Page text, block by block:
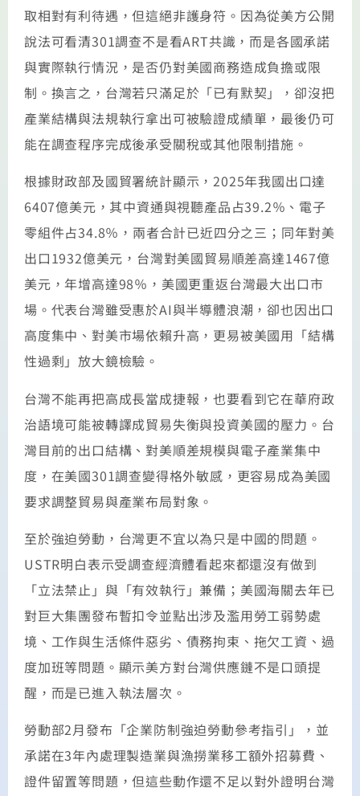
取相對有利待遇，但這絕非護身符。因為從美方公開
說法可看清301調查不是看ART共識，而是各國承諾
與實際執行情況，是否仍對美國商務造成負擔或限
制。換言之，台灣若只滿足於「已有默契」，卻沒把
產業結構與法規執行拿出可被驗證成績單，最後仍可
能在調查程序完成後承受關稅或其他限制措施。
根據財政部及國貿署統計顯示，2025年我國出口達
6407億美元，其中資通與視聽產品占39.2％、電子
零組件占34.8％，兩者合計已近四分之三；同年對美
出口1932億美元，台灣對美國貿易順差高達1467億
美元，年增高達98％，美國更重返台灣最大出口市
場。代表台灣雖受惠於AI與半導體浪潮，卻也因出口
高度集中、對美市場依賴升高，更易被美國用「結構
性過剩」放大鏡檢驗。
台灣不能再把高成長當成捷報，也要看到它在華府政
治語境可能被轉譯成貿易失衡與投資美國的壓力。台
灣目前的出口結構、對美順差規模與電子產業集中
度，在美國301調查變得格外敏感，更容易成為美國
要求調整貿易與產業布局對象。
至於強迫勞動，台灣更不宜以為只是中國的問題。
USTR明白表示受調查經濟體看起來都還沒有做到
「立法禁止」與「有效執行」兼備；美國海關去年已
對巨大集團發布暫扣令並點出涉及濫用勞工弱勢處
境、工作與生活條件惡劣、債務拘束、拖欠工資、過
度加班等問題。顯示美方對台灣供應鏈不是口頭提
醒，而是已進入執法層次。
勞動部2月發布「企業防制強迫勞動參考指引」，並
承諾在3年內處理製造業與漁撈業移工額外招募費、
證件留置等問題，但這些動作還不足以對外證明台灣